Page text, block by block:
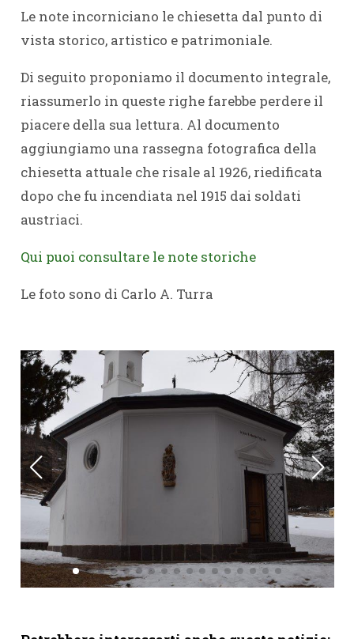
Le note incorniciano le chiesetta dal punto di
vista storico, artistico e patrimoniale.
Di seguito proponiamo il documento integrale,
riassumerlo in queste righe farebbe perdere il
piacere della sua lettura. Al documento
aggiungiamo una rassegna fotografica della
chiesetta attuale che risale al 1926, riedificata
dopo che fu incendiata nel 1915 dai soldati
austriaci.
Qui puoi consultare le note storiche
Le foto sono di Carlo A. Turra